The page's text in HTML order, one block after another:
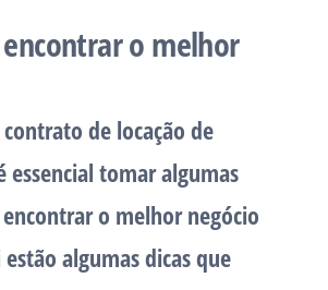
encontrar o melhor
de locação de
essencial tomar algumas
o melhor negócio
algumas dicas que